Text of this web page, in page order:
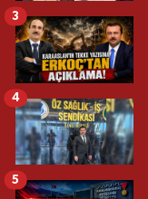
3
4
5